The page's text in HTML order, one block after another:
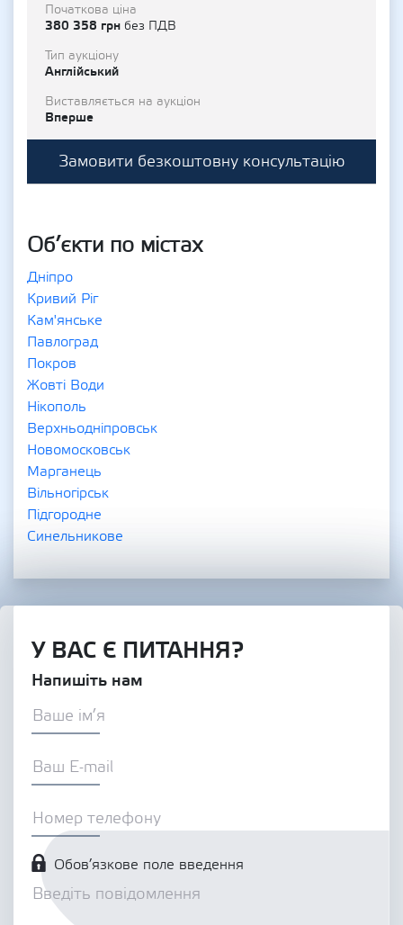
Початкова ціна
380 358 грн без ПДВ
Тип аукціону
Англійський
Виставляється на аукціон
Вперше
Замовити безкоштовну консультацію
Об’єкти по містах
Дніпро
Кривий Ріг
Кам'янське
Павлоград
Покров
Жовті Води
Нікополь
Верхньодніпровськ
Новомосковськ
Марганець
Вільногірськ
Підгородне
Синельникове
У ВАС Є ПИТАННЯ?
Напишіть нам
Обов’язкове поле введення